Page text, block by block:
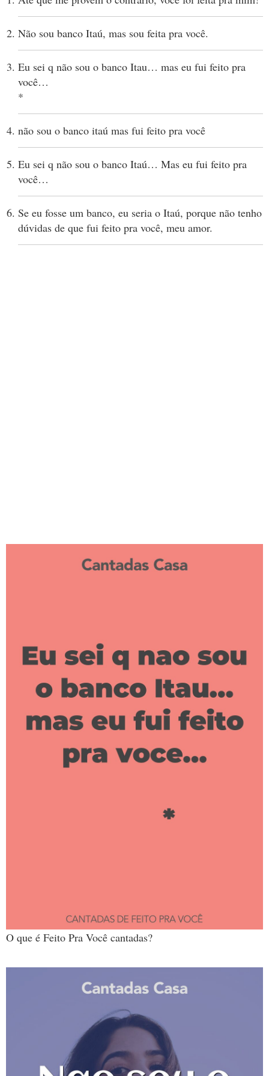
Não sou banco Itaú, mas sou feita pra você.
Eu sei q não sou o banco Itau… mas eu fui feito pra
você…
*
não sou o banco itaú mas fui feito pra você
Eu sei q não sou o banco Itaú… Mas eu fui feito pra
você…
Se eu fosse um banco, eu seria o Itaú, porque não tenho
dúvidas de que fui feito pra você, meu amor.
O que é Feito Pra Você cantadas?